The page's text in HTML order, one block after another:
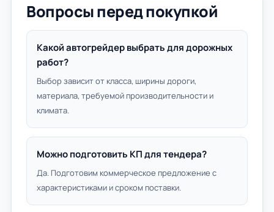
Вопросы перед покупкой
Какой автогрейдер выбрать для дорожных
работ?
Выбор зависит от класса, ширины дороги,
материала, требуемой производительности и
климата.
Можно подготовить КП для тендера?
Да. Подготовим коммерческое предложение с
характеристиками и сроком поставки.